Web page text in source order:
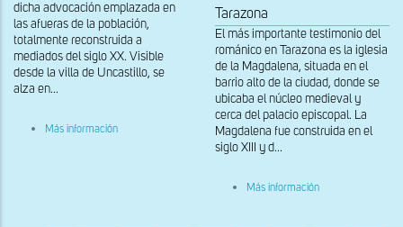
dicha advocación emplazada en
las afueras de la población,
totalmente reconstruida a
mediados del siglo XX. Visible
desde la villa de Uncastillo, se
alza en...
Más información
Tarazona
El más importante testimonio del
románico en Tarazona es la iglesia
de la Magdalena, situada en el
barrio alto de la ciudad, donde se
ubicaba el núcleo medieval y
cerca del palacio episcopal. La
Magdalena fue construida en el
siglo XIII y d...
Más información